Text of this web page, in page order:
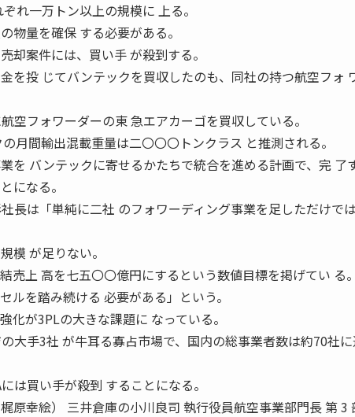
れ一万トン以上の規模に 上る。
物量を確保 する必要がある。
却案件には、買い手 が殺到する。
を投 じてバンテックを買収したのも、同社の持つ航空フォ
空フォワーダーの東 急エアカーゴを買収している。
月間輸出混載重量は二〇〇〇トンクラス と推測される。
を バンテックに寄せるかたちで統合を進める計画で、完 了
になる。
長は「単純に二社 のフォワーディング事業を足しただけで
模 が足りない。
売上 高を七五〇〇億円にするという数値目標を掲げてい る。
ルを踏み続ける 必要がある」という。
が3PLの大きな課題に なっている。
大手3社 が牛耳る寡占市場で、国内の総事業者数は約70社
は買い手が殺到 することになる。
井倉庫の小川良司 執行役員航空事業部門長 第 3